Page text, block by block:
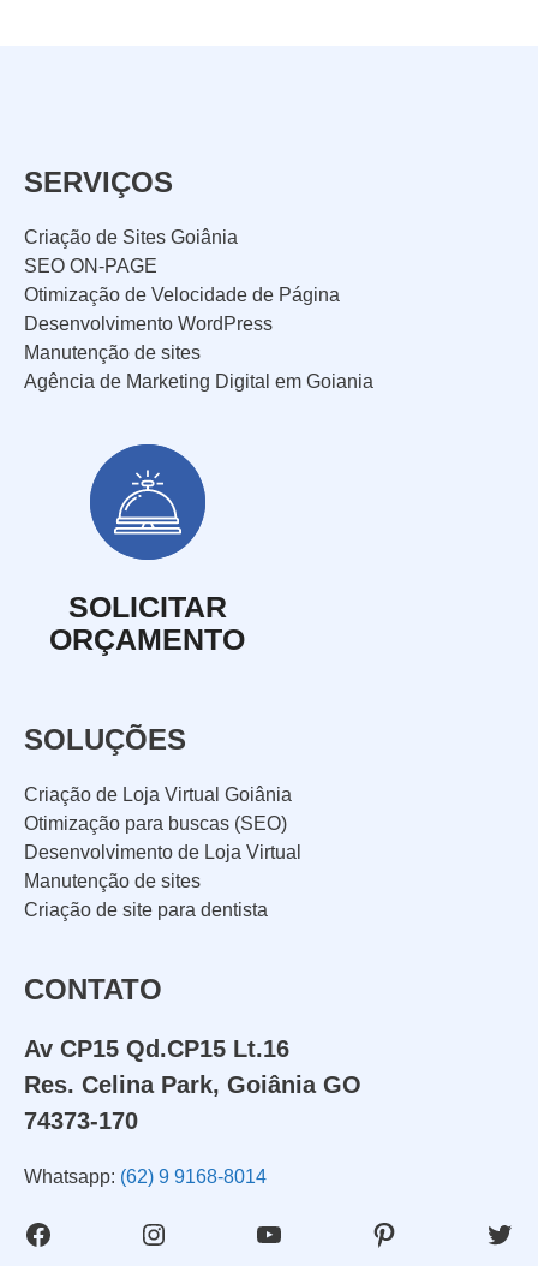
SERVIÇOS
Criação de Sites Goiânia
SEO ON-PAGE
Otimização de Velocidade de Página
Desenvolvimento WordPress
Manutenção de sites
Agência de Marketing Digital em Goiania
SOLICITAR
ORÇAMENTO
SOLUÇÕES
Criação de Loja Virtual Goiânia
Otimização para buscas (SEO)
Desenvolvimento de Loja Virtual
Manutenção de sites
Criação de site para dentista
CONTATO
Av CP15 Qd.CP15 Lt.16
Res. Celina Park, Goiânia GO
74373-170
Whatsapp: (62) 9 9168-8014
FacebookInstagramYoutube Pinterest